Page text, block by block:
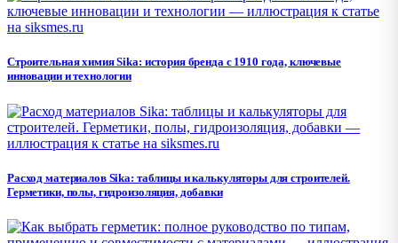
Строительная химия Sika: история бренда с 1910 года, ключевые
инновации и технологии
Расход материалов Sika: таблицы и калькуляторы для строителей.
Герметики, полы, гидроизоляция, добавки